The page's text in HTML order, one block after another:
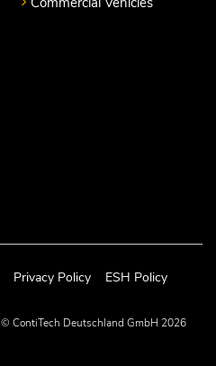
Privacy Policy ESH Policy
© ContiTech Deutschland GmbH 2026